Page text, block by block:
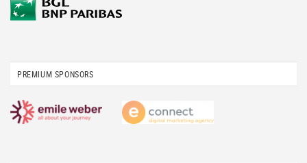
PREMIUM SPONSORS